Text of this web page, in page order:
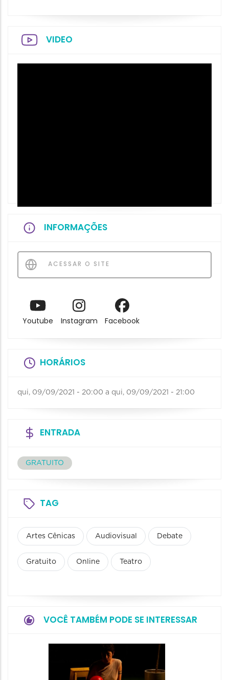
VIDEO
INFORMAÇÕES
ACESSAR O SITE
Youtube Instagram Facebook
HORÁRIOS
qui, 09/09/2021 - 20:00 a qui, 09/09/2021 - 21:00
ENTRADA
GRATUITO
TAG
Artes Cênicas Audiovisual Debate
Gratuito Online Teatro
VOCÊ TAMBÉM PODE SE INTERESSAR